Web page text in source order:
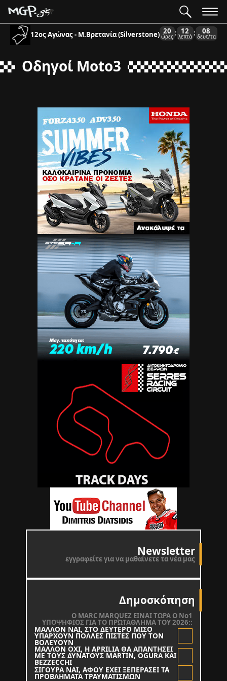
12ος Αγώνας - Μ.Βρετανία (Silverstone) 20
ώρες : 12
λεπτά : 08
δευτ/τα
Newsletter
εγγραφείτε για να μαθαίνετε τα νέα μας
Δημοσκόπηση
O MARC MARQUEZ ΕΙΝΑΙ ΤΩΡΑ Ο Νο1
ΥΠΟΨΗΦΙΟΣ ΓΙΑ ΤΟ ΠΡΩΤΑΘΛΗΜΑ ΤΟΥ 2026;:
ΜΑΛΛΟΝ ΝΑΙ, ΣΤΟ ΔΕΥΤΕΡΟ ΜΙΣΟ
ΥΠΑΡΧΟΥΝ ΠΟΛΛΕΣ ΠΙΣΤΕΣ ΠΟΥ ΤΟΝ
ΒΟΛΕΥΟΥΝ
ΜΑΛΛΟΝ ΟΧΙ, Η APRILIA ΘΑ ΑΠΑΝΤΗΣΕΙ
ΜΕ ΤΟΥΣ ΔΥΝΑΤΟΥΣ MARTIN, OGURA KAI
BEZZECCHI
ΣΙΓΟΥΡΑ ΝΑΙ, ΑΦΟΥ ΕΧΕΙ ΞΕΠΕΡΑΣΕΙ ΤΑ
ΠΡΟΒΛΗΜΑΤΑ ΤΡΑΥΜΑΤΙΣΜΩΝ
Οδηγοί Moto3